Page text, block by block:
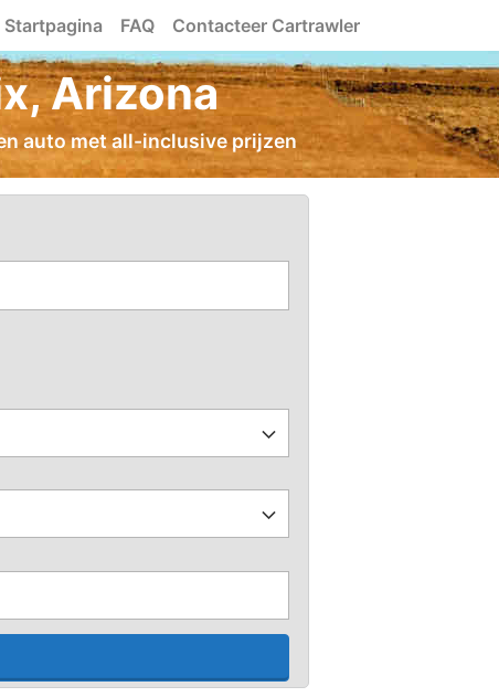
Startpagina FAQ Contacteer Cartrawler
Arizona
auto met all-inclusive prijzen